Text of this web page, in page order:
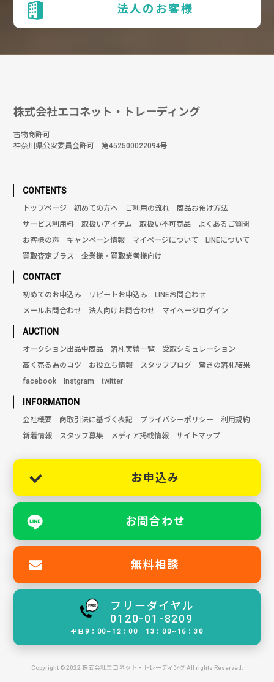
法人のお客様
株式会社エコネット・トレーディング
古物商許可
神奈川県公安委員会許可 第452500022094号
CONTENTS
トップページ 初めての方へ ご利用の流れ
商品お預け方法
サービス利用料
取扱いアイテム 取扱い不可商品
よくあるご質問
お客様の声
キャンペーン情報 マイページについて
LINEについて
買取査定プラス
企業様・買取業者様向け
CONTACT
初めてのお申込み リピートお申込み
LINEお問合わせ
メールお問合わせ
法人向けお問合わせ マイページログイン
AUCTION
オークション出品中商品 落札実績一覧
受取シミュレーション
高く売る為のコツ
お役立ち情報 スタッフブログ
驚きの落札結果
facebook
Instgram twitter
INFORMATION
会社概要 商取引法に基づく表記 プライバシーポリシー
利用規約
新着情報
スタッフ募集 メディア掲載情報 サイトマップ
お申込み
お問合わせ
無料相談
フリーダイヤル
0120-01-8209
平日9：00~12：00 13：00~16：30
Copyright © 2022 株式会社エコネット・トレーディング All rights Reserved.